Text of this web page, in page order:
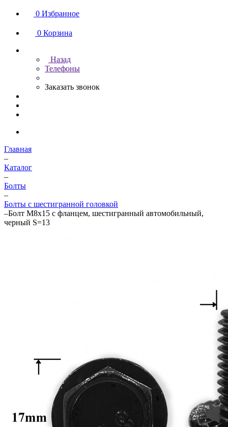
0 Избранное
0 Корзина
Назад
Телефоны
Заказать звонок
Главная
–
Каталог
–
Болты
–
Болты с шестигранной головкой
–Болт М8x15 с фланцем, шестигранный автомобильный,
черный S=13